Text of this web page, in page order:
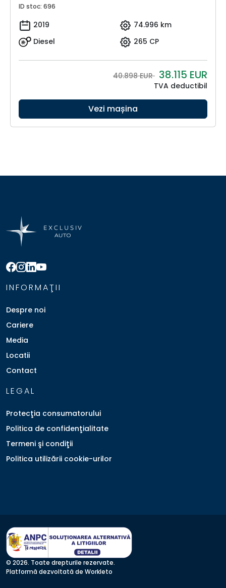
ID stoc: 696
2019
74.996 km
Diesel
265 CP
40.898 EUR 38.115 EUR
TVA deductibil
Vezi mașina
INFORMAŢII
Despre noi
Cariere
Media
Locatii
Contact
LEGAL
Protecţia consumatorului
Politica de confidenţialitate
Termeni şi condiţii
Politica utilizării cookie-urilor
© 2026. Toate drepturile rezervate.
Platformă dezvoltată de Workleto